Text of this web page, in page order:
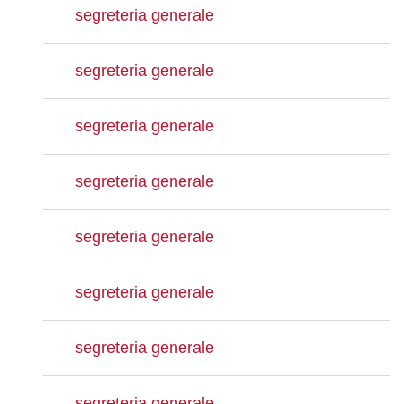
segreteria generale
segreteria generale
segreteria generale
segreteria generale
segreteria generale
segreteria generale
segreteria generale